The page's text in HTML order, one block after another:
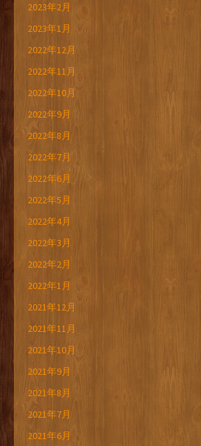
2023年2月
2023年1月
2022年12月
2022年11月
2022年10月
2022年9月
2022年8月
2022年7月
2022年6月
2022年5月
2022年4月
2022年3月
2022年2月
2022年1月
2021年12月
2021年11月
2021年10月
2021年9月
2021年8月
2021年7月
2021年6月